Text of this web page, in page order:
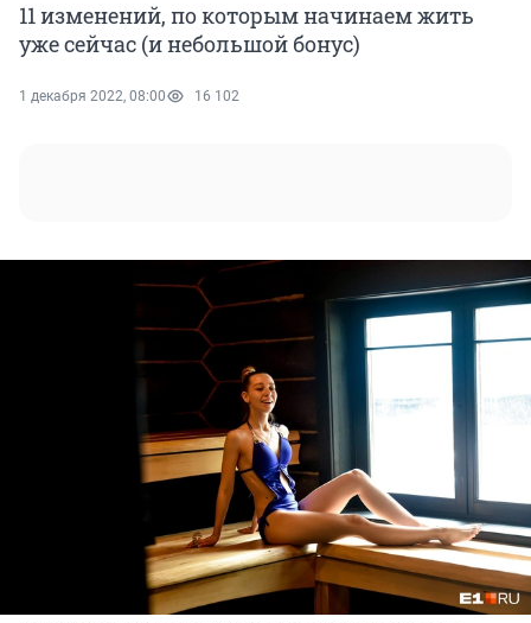
11 изменений, по которым начинаем жить
уже сейчас (и небольшой бонус)
1 декабря 2022, 08:00 16 102